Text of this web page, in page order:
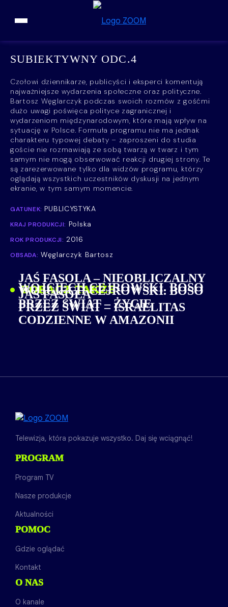
SUBIEKTYWNY ODC.4
Czołowi dziennikarze, publicyści i eksperci komentują
najważniejsze wydarzenia społeczne oraz polityczne.
Bartosz Węglarczyk podczas swoich rozmów z gośćmi
dużo uwagi poświęca polityce zagranicznej i
wydarzeniom międzynarodowym, które mają wpływ na
sytuację w Polsce. Formuła programu nie ma jednak
charakteru typowej debaty – zaproszeni do studia
goście nie rozmawiają ze sobą twarzą w twarz i tym
samym nie mogą obserwować reakcji drugiej strony. Te
są zarezerwowane tylko dla widzów programu, którzy
oglądają wszystkich uczestników dyskusji na jednym
ekranie, w tym samym momencie.
GATUNEK: PUBLICYSTYKA
KRAJ PRODUKCJI: Polska
ROK PRODUKCJI: 2016
OBSADA: Węglarczyk Bartosz
ZOBACZ TAKŻE
JAŚ FASOLA – NIEOBLICZALNY
JAŚ FASOLA
WOJCIECH CEJROWSKI. BOSO
PRZEZ ŚWIAT – ISRAELITAS
WOJCIECH CEJROWSKI. BOSO
PRZEZ ŚWIAT – ŻYCIE
CODZIENNE W AMAZONII
Telewizja, która pokazuje wszystko. Daj się wciągnąć!
PROGRAM
Program TV
Nasze produkcje
Aktualności
POMOC
Gdzie oglądać
Kontakt
O NAS
O kanale